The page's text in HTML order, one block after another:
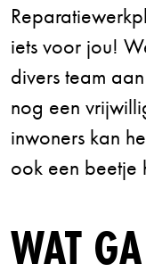
iets voor jou!
divers team
nog een
inwoners kan
ook een beetje
WAT